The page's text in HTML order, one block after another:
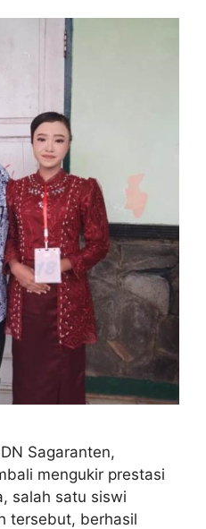
Sagaranten,
mengukir prestasi
salah satu siswi
tersebut, berhasil